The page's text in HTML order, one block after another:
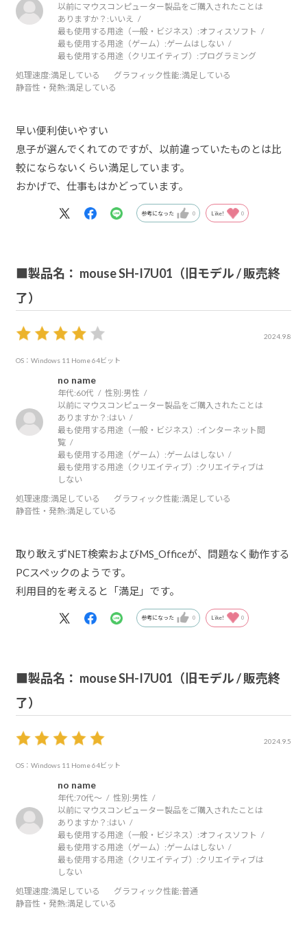
以前にマウスコンピューター製品をご購入されたことは
ありますか？: いいえ
最も使用する用途（一般・ビジネス）:オフィスソフト
最も使用する用途（ゲーム）:ゲームはしない
最も使用する用途（クリエイティブ）:プログラミング
処理速度:満足している グラフィック性能:満足している
静音性・発熱:満足している
早い便利使いやすい
息子が選んでくれてのですが、以前違っていたものとは比
較にならないくらい満足しています。
おかげで、仕事もはかどっています。
参考になった 0 Like! 0
■製品名： mouse SH-I7U01（旧モデル / 販売終
了）
2024.9.8
OS：Windows 11 Home 64ビット
no name
年代:60代 性別:男性
以前にマウスコンピューター製品をご購入されたことは
ありますか？:はい
最も使用する用途（一般・ビジネス）:インターネット閲
覧
最も使用する用途（ゲーム）:ゲームはしない
最も使用する用途（クリエイティブ）:クリエイティブは
しない
処理速度:満足している グラフィック性能:満足している
静音性・発熱:満足している
取り敢えずNET検索およびMS_Officeが、問題なく動作する
PCスペックのようです。
利用目的を考えると「満足」です。
参考になった 0 Like! 0
■製品名： mouse SH-I7U01（旧モデル / 販売終
了）
2024.9.5
OS：Windows 11 Home 64ビット
no name
年代:70代～ 性別:男性
以前にマウスコンピューター製品をご購入されたことは
ありますか？:はい
最も使用する用途（一般・ビジネス）:オフィスソフト
最も使用する用途（ゲーム）:ゲームはしない
最も使用する用途（クリエイティブ）:クリエイティブは
しない
処理速度:満足している グラフィック性能:普通
静音性・発熱:満足している